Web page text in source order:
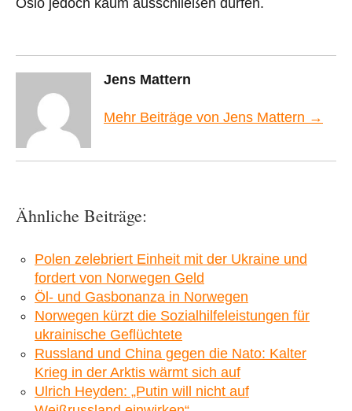
Jens Mattern
Mehr Beiträge von Jens Mattern →
Ähnliche Beiträge:
Polen zelebriert Einheit mit der Ukraine und
fordert von Norwegen Geld
Öl- und Gasbonanza in Norwegen
Norwegen kürzt die Sozialhilfeleistungen für
ukrainische Geflüchtete
Russland und China gegen die Nato: Kalter
Krieg in der Arktis wärmt sich auf
Ulrich Heyden: „Putin will nicht auf